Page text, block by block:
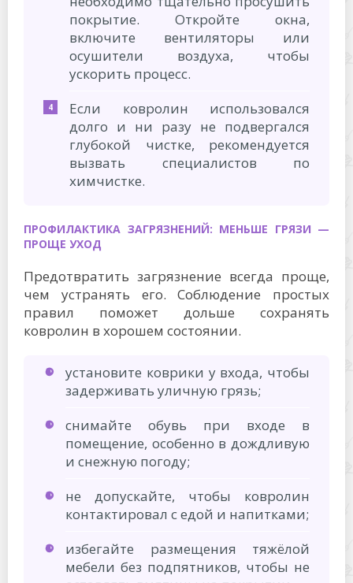
покрытие. Откройте окна,
включите вентиляторы или
осушители воздуха, чтобы
ускорить процесс.
Если ковролин использовался
долго и ни разу не подвергался
глубокой чистке, рекомендуется
вызвать специалистов по
химчистке.
ПРОФИЛАКТИКА ЗАГРЯЗНЕНИЙ: МЕНЬШЕ ГРЯЗИ —
ПРОЩЕ УХОД
Предотвратить загрязнение всегда проще,
чем устранять его. Соблюдение простых
правил поможет дольше сохранять
ковролин в хорошем состоянии.
установите коврики у входа, чтобы
задерживать уличную грязь;
снимайте обувь при входе в
помещение, особенно в дождливую
и снежную погоду;
не допускайте, чтобы ковролин
контактировал с едой и напитками;
избегайте размещения тяжёлой
мебели без подпятников, чтобы не